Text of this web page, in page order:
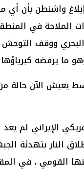
واشنطن بأن
الملاحة في
ووقف
ما يرفضه كبرياؤها
يعيش الآن حالة
الإيراني لم
النار بتهدئة
القومي ، في